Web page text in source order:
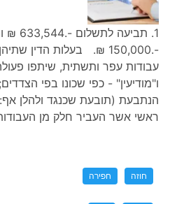
1.
-.150,000 ₪. בעלות
עבודות עפר ותשתית, שיתפו
הנתבעת (תובעת שכנגד ולהלן
ראשי אשר העביר חלק מן
חוזה חפירה